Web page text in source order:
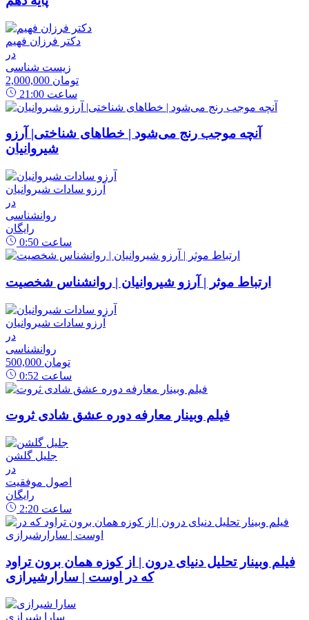
دکتر فرزان فهیم
در
زیست شناسی
2,000,000 تومان
21:00 ساعت
آنچه موجب رنج می‌شود | خطاهای شناختی| آرزو
شیروانیان
آرزو سادات شیروانیان
در
روانشناسی
رایگان
0:50 ساعت
ارتباط موثر | آرزو شیروانیان | روانشناس شخصیت
آرزو سادات شیروانیان
در
روانشناسی
500,000 تومان
0:52 ساعت
فیلم وبینار معارفه دوره عشق شادی ثروت
جلیل گلشن
در
اصول موفقیت
رایگان
2:20 ساعت
فیلم وبینار تحلیل دنیای درون | از کوزه همان برون تراود
که در اوست | سارارشیرازی
سارا شیرازی